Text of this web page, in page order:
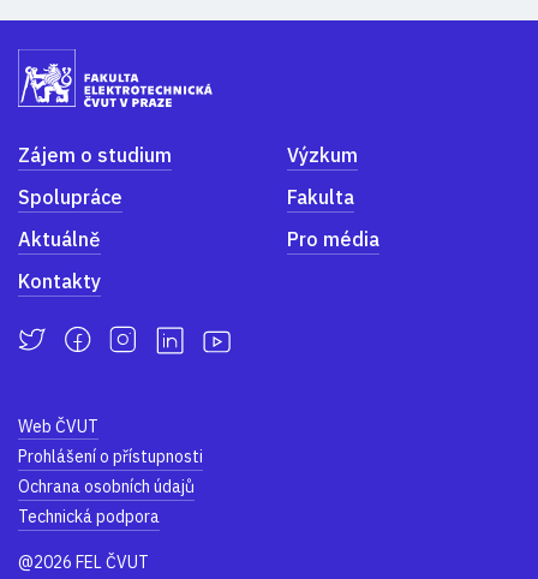
Zájem o studium
Výzkum
Spolupráce
Fakulta
Aktuálně
Pro média
Kontakty
Web ČVUT
Prohlášení o přístupnosti
Ochrana osobních údajů
Technická podpora
@2026 FEL ČVUT